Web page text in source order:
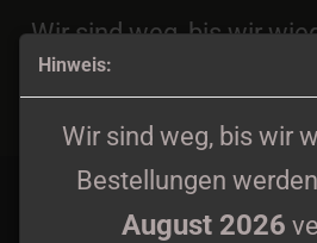
Hinweis:
Wir sind weg, bis wir
Bestellungen
August 2026
Wir sind weg, bis wir
Bestellungen werden
August 2026